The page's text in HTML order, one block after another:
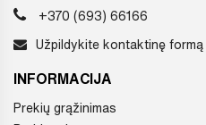
+370 (693) 66166
Užpildykite kontaktinę formą
INFORMACIJA
Prekių grąžinimas